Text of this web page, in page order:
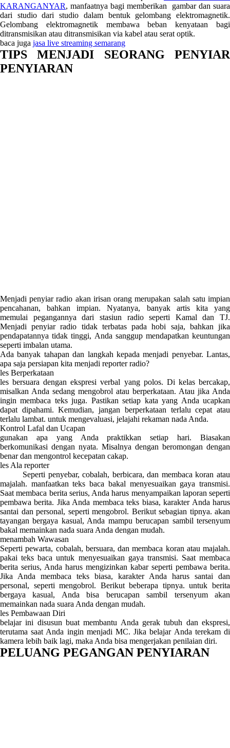
KARANGANYAR, manfaatnya bagi memberikan gambar dan suara
dari studio dari studio dalam bentuk gelombang elektromagnetik.
Gelombang elektromagnetik membawa beban kenyataan bagi
ditransmisikan atau ditransmisikan via kabel atau serat optik.
baca juga jasa live streaming semarang
TIPS MENJADI SEORANG PENYIAR
PENYIARAN
Menjadi penyiar radio akan irisan orang merupakan salah satu impian
pencahanan, bahkan impian. Nyatanya, banyak artis kita yang
memulai pegangannya dari stasiun radio seperti Kamal dan TJ.
Menjadi penyiar radio tidak terbatas pada hobi saja, bahkan jika
pendapatannya tidak tinggi, Anda sanggup mendapatkan keuntungan
seperti imbalan utama.
Ada banyak tahapan dan langkah kepada menjadi penyebar. Lantas,
apa saja persiapan kita menjadi reporter radio?
les Berperkataan
les bersuara dengan ekspresi verbal yang polos. Di kelas bercakap,
misalkan Anda sedang mengobrol atau berperkataan. Atau jika Anda
ingin membaca teks juga. Pastikan setiap kata yang Anda ucapkan
dapat dipahami. Kemudian, jangan berperkataan terlalu cepat atau
terlalu lambat. untuk mengevaluasi, jelajahi rekaman nada Anda.
Kontrol Lafal dan Ucapan
gunakan apa yang Anda praktikkan setiap hari. Biasakan
berkomunikasi dengan nyata. Misalnya dengan beromongan dengan
benar dan mengontrol kecepatan cakap.
les Ala reporter
Seperti penyebar, cobalah, berbicara, dan membaca koran atau
majalah. manfaatkan teks baca bakal menyesuaikan gaya transmisi.
Saat membaca berita serius, Anda harus menyampaikan laporan seperti
pembawa berita. Jika Anda membaca teks biasa, karakter Anda harus
santai dan personal, seperti mengobrol. Berikut sebagian tipnya. akan
tayangan bergaya kasual, Anda mampu berucapan sambil tersenyum
bakal memainkan nada suara Anda dengan mudah.
menambah Wawasan
Seperti pewarta, cobalah, bersuara, dan membaca koran atau majalah.
pakai teks baca untuk menyesuaikan gaya transmisi. Saat membaca
berita serius, Anda harus mengizinkan kabar seperti pembawa berita.
Jika Anda membaca teks biasa, karakter Anda harus santai dan
personal, seperti mengobrol. Berikut beberapa tipnya. untuk berita
bergaya kasual, Anda bisa berucapan sambil tersenyum akan
memainkan nada suara Anda dengan mudah.
les Pembawaan Diri
belajar ini disusun buat membantu Anda gerak tubuh dan ekspresi,
terutama saat Anda ingin menjadi MC. Jika belajar Anda terekam di
kamera lebih baik lagi, maka Anda bisa mengerjakan penilaian diri.
PELUANG PEGANGAN PENYIARAN